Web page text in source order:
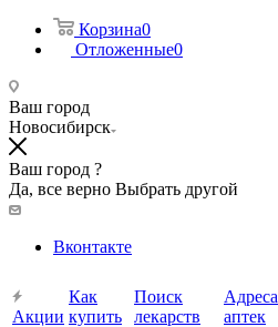
Корзина0
Отложенные0
Ваш город
Новосибирск
Ваш город ?
Да, все верно Выбрать другой
Вконтакте
Акции
Как
купить
Поиск
лекарств
Адреса
аптек